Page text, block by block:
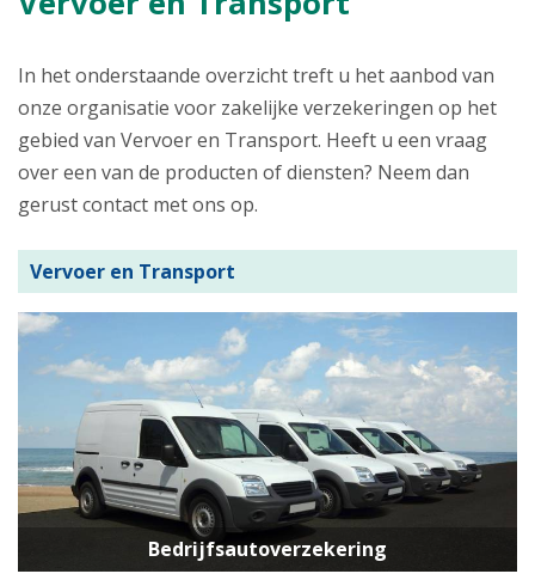
In het onderstaande overzicht treft u het aanbod van
onze organisatie voor zakelijke verzekeringen op het
gebied van Vervoer en Transport. Heeft u een vraag
over een van de producten of diensten? Neem dan
gerust contact met ons op.
Vervoer en Transport
Bedrijfsautoverzekering